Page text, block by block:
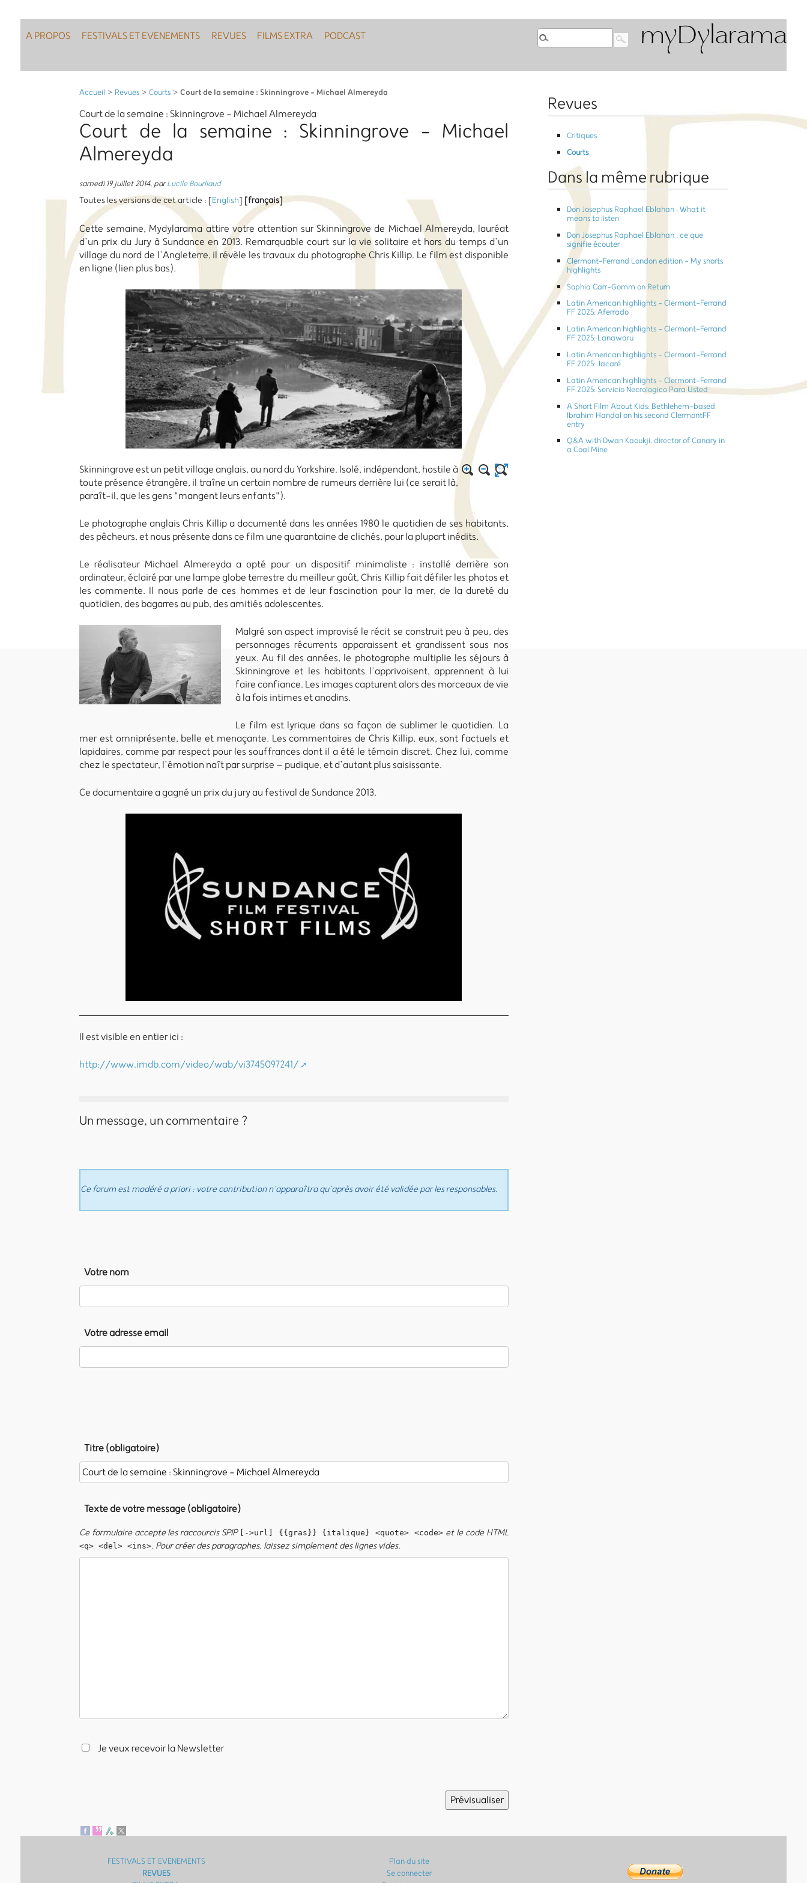
myDylarama
A PROPOS FESTIVALS ET EVENEMENTS REVUES FILMS EXTRA PODCAST
Accueil > Revues>Courts>Court de la semaine : Skinningrove - Michael Almereyda
Court de la semaine : Skinningrove - Michael Almereyda
Court de la semaine : Skinningrove - Michael
Almereyda
samedi 19 juillet 2014,parLucile Bourliaud
Toutes les versions de cet article : [English] [français]
Cette semaine, Mydylarama attire votre attention sur Skinningrove de Michael Almereyda, lauréat
d’un prix du Jury à Sundance en 2013. Remarquable court sur la vie solitaire et hors du temps d’un
village du nord de l’Angleterre, il révèle les travaux du photographe Chris Killip. Le film est disponible
en ligne (lien plus bas).
Skinningrove est un petit village anglais, au nord du Yorkshire. Isolé, indépendant, hostile à
toute présence étrangère, il traîne un certain nombre de rumeurs derrière lui (ce serait là,
paraît-il, que les gens "mangent leurs enfants").
Le photographe anglais Chris Killip a documenté dans les années 1980 le quotidien de ses habitants,
des pêcheurs, et nous présente dans ce film une quarantaine de clichés, pour la plupart inédits.
Le réalisateur Michael Almereyda a opté pour un dispositif minimaliste : installé derrière son
ordinateur, éclairé par une lampe globe terrestre du meilleur goût, Chris Killip fait défiler les photos et
les commente. Il nous parle de ces hommes et de leur fascination pour la mer, de la dureté du
quotidien, des bagarres au pub, des amitiés adolescentes.
Malgré son aspect improvisé le récit se construit peu à peu, des
personnages récurrents apparaissent et grandissent sous nos
yeux. Au fil des années, le photographe multiplie les séjours à
Skinningrove et les habitants l’apprivoisent, apprennent à lui
faire confiance. Les images capturent alors des morceaux de vie
à la fois intimes et anodins.
Le film est lyrique dans sa façon de sublimer le quotidien. La
mer est omniprésente, belle et menaçante. Les commentaires de Chris Killip, eux, sont factuels et
lapidaires, comme par respect pour les souffrances dont il a été le témoin discret. Chez lui, comme
chez le spectateur, l’émotion naît par surprise – pudique, et d’autant plus saisissante.
Ce documentaire a gagné un prix du jury au festival de Sundance 2013.
Il est visible en entier ici :
http://www.imdb.com/video/wab/vi3745097241/
Un message, un commentaire ?
Ce forum est modéré a priori : votre contribution n’apparaîtra qu’après avoir été validée par les responsables.
Votre nom
Votre adresse email
Titre (obligatoire)
Texte de votre message (obligatoire)
Ce formulaire accepte les raccourcis SPIP [->url] {{gras}} {italique} <quote> <code>et le code HTML
<q> <del> <ins>. Pour créer des paragraphes, laissez simplement des lignes vides.
Je veux recevoir la Newsletter
Revues
Critiques
Courts
Dans la même rubrique
Don Josephus Raphael Eblahan : What it
means to listen
Don Josephus Raphael Eblahan : ce que
signifie écouter
Clermont-Ferrand London edition - My shorts
highlights
Sophia Carr-Gomm on Return
Latin American highlights - Clermont-Ferrand
FF 2025: Aferrado
Latin American highlights - Clermont-Ferrand
FF 2025: Lanawaru
Latin American highlights - Clermont-Ferrand
FF 2025: Jacaré
Latin American highlights - Clermont-Ferrand
FF 2025: Servicio Necrologico Para Usted
A Short Film About Kids: Bethlehem-based
Ibrahim Handal on his second ClermontFF
entry
Q&A with Dwan Kaoukji, director of Canary in
a Coal Mine
FESTIVALS ET EVENEMENTS
REVUES
Plan du site
Se connecter